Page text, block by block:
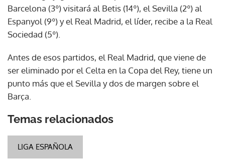
Barcelona (3º) visitará al Betis (14º), el Sevilla (2º) al
Espanyol (9º) y el Real Madrid, el líder, recibe a la Real
Sociedad (5º).
Antes de esos partidos, el Real Madrid, que viene de
ser eliminado por el Celta en la Copa del Rey, tiene un
punto más que el Sevilla y dos de margen sobre el
Barça.
Temas relacionados
LIGA ESPAÑOLA